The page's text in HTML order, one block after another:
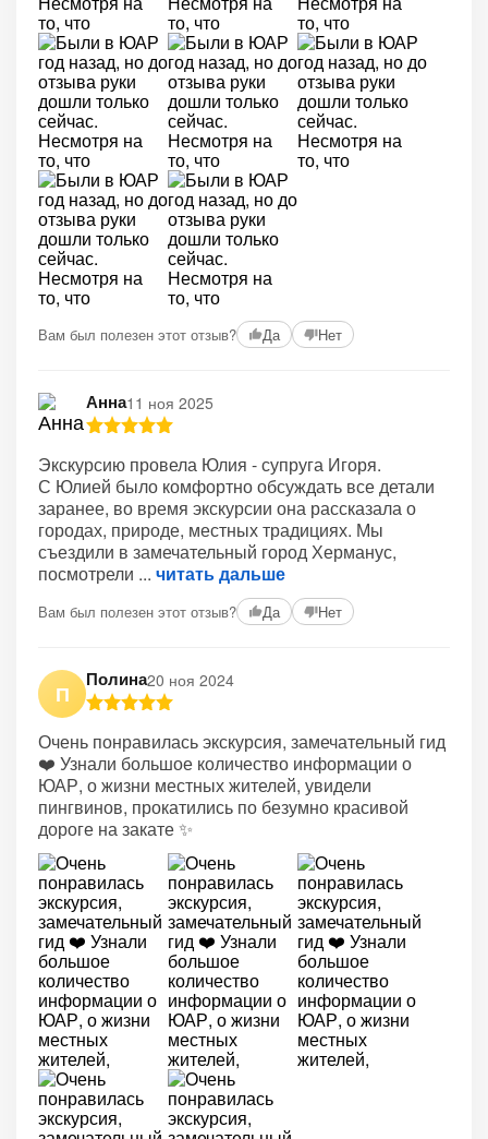
Вам был полезен этот отзыв? Да Нет
Анна11 ноя 2025
Экскурсию провела Юлия - супруга Игоря.
С Юлией было комфортно обсуждать все детали
заранее, во время экскурсии она рассказала о
городах, природе, местных традициях. Мы
съездили в замечательный город Херманус,
посмотрели
читать дальше
Вам был полезен этот отзыв? Да Нет
П
Полина20 ноя 2024
Очень понравилась экскурсия, замечательный гид
❤️ Узнали большое количество информации о
ЮАР, о жизни местных жителей, увидели
пингвинов, прокатились по безумно красивой
дороге на закате ✨